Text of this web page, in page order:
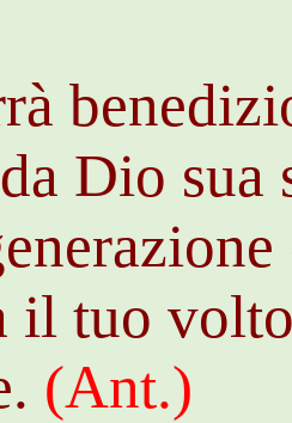
Dio sua
il tuo
(Ant.)